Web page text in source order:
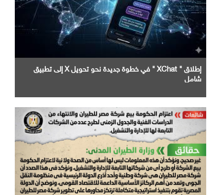
إطلاق " XChat " في خطوة جديدة نحو تحويل X إلى تطبيق
شامل